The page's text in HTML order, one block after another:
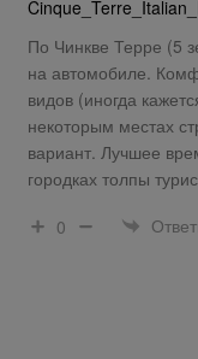
По Чинкве Терре (5
на автомобиле.
видов (иногда
некоторым местах
вариант. Лучшее
городках толпы
0